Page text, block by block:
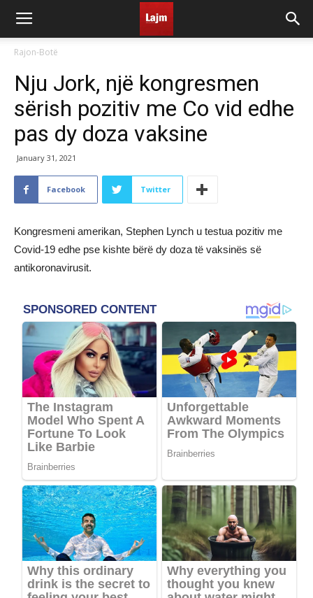
Rajon-Botë
Nju Jork, një kongresmen
sërish pozitiv me Co vid edhe
pas dy doza vaksine
January 31, 2021
Facebook Twitter
Kongresmeni amerikan, Stephen Lynch u testua pozitiv me
Covid-19 edhe pse kishte bërë dy doza të vaksinës së
antikoronavirusit.